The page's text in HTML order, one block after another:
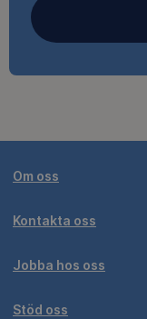
Om oss
Kontakta oss
Jobba hos oss
Stöd oss